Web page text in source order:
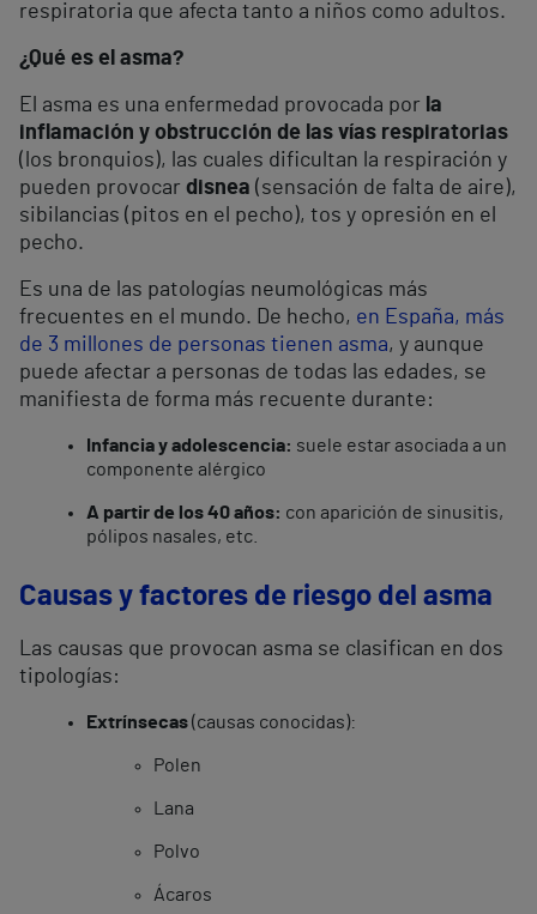
respiratoria que afecta tanto a niños como adultos.
¿Qué es el asma?
El asma es una enfermedad provocada por la
inflamación y obstrucción de las vías respiratorias
(los bronquios), las cuales dificultan la respiración y
pueden provocar disnea (sensación de falta de aire),
sibilancias (pitos en el pecho), tos y opresión en el
pecho.
Es una de las patologías neumológicas más
frecuentes en el mundo. De hecho, en España, más
de 3 millones de personas tienen asma, y aunque
puede afectar a personas de todas las edades, se
manifiesta de forma más recuente durante:
Infancia y adolescencia: suele estar asociada a un
componente alérgico
A partir de los 40 años: con aparición de sinusitis,
pólipos nasales, etc.
Causas y factores de riesgo del asma
Las causas que provocan asma se clasifican en dos
tipologías:
Extrínsecas(causas conocidas):
Polen
Lana
Polvo
Ácaros